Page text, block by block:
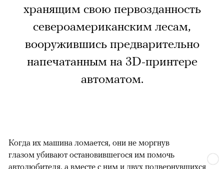
хранящим свою первозданность
североамериканским лесам,
вооружившись предварительно
напечатанным на 3D-принтере
автоматом.
Когда их машина ломается, они не моргнув
глазом убивают остановившегося им помочь
автолюбителя, а вместе с ним и двух подвернувшихся